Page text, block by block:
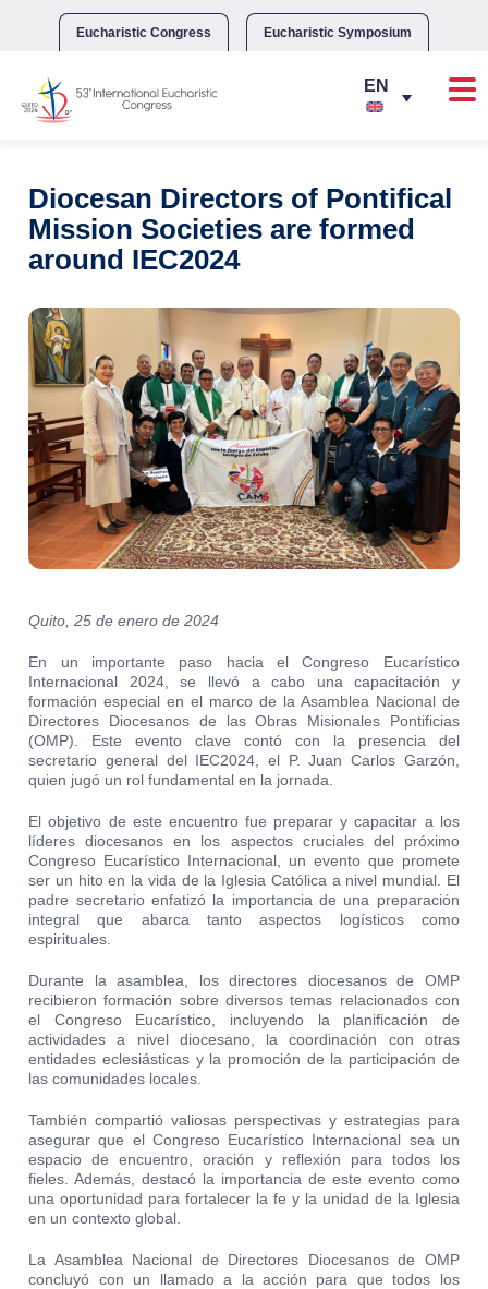
Eucharistic Congress Eucharistic Symposium
Diocesan Directors of Pontifical
Mission Societies are formed
around IEC2024
Quito, 25 de enero de 2024
En un importante paso hacia el Congreso Eucarístico
Internacional 2024, se llevó a cabo una capacitación y
formación especial en el marco de la Asamblea Nacional de
Directores Diocesanos de las Obras Misionales Pontificias
(OMP). Este evento clave contó con la presencia del
secretario general del IEC2024, el P. Juan Carlos Garzón,
quien jugó un rol fundamental en la jornada.
El objetivo de este encuentro fue preparar y capacitar a los
líderes diocesanos en los aspectos cruciales del próximo
Congreso Eucarístico Internacional, un evento que promete
ser un hito en la vida de la Iglesia Católica a nivel mundial. El
padre secretario enfatizó la importancia de una preparación
integral que abarca tanto aspectos logísticos como
espirituales.
Durante la asamblea, los directores diocesanos de OMP
recibieron formación sobre diversos temas relacionados con
el Congreso Eucarístico, incluyendo la planificación de
actividades a nivel diocesano, la coordinación con otras
entidades eclesiásticas y la promoción de la participación de
las comunidades locales.
También compartió valiosas perspectivas y estrategias para
asegurar que el Congreso Eucarístico Internacional sea un
espacio de encuentro, oración y reflexión para todos los
fieles. Además, destacó la importancia de este evento como
una oportunidad para fortalecer la fe y la unidad de la Iglesia
en un contexto global.
La Asamblea Nacional de Directores Diocesanos de OMP
concluyó con un llamado a la acción para que todos los